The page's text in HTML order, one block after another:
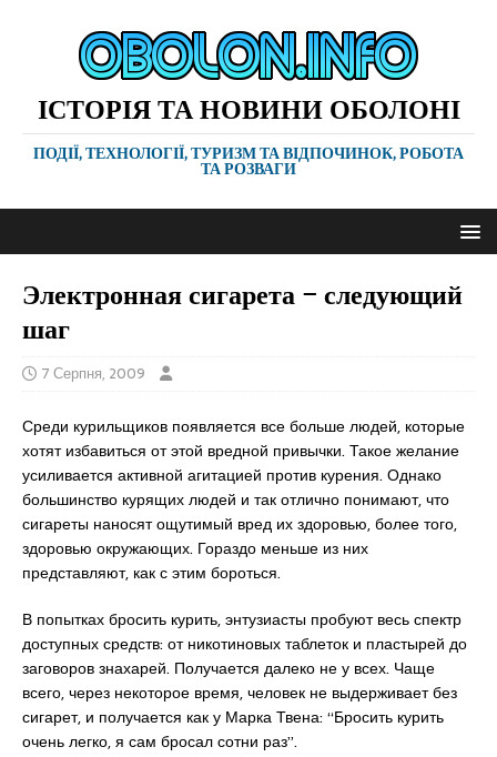
ІСТОРІЯ ТА НОВИНИ ОБОЛОНІ
ПОДІЇ, ТЕХНОЛОГІЇ, ТУРИЗМ ТА ВІДПОЧИНОК, РОБОТА
ТА РОЗВАГИ
Электронная сигарета – следующий
шаг
7 Серпня, 2009
Среди курильщиков появляется все больше людей, которые
хотят избавиться от этой вредной привычки. Такое желание
усиливается активной агитацией против курения. Однако
большинство курящих людей и так отлично понимают, что
сигареты наносят ощутимый вред их здоровью, более того,
здоровью окружающих. Гораздо меньше из них
представляют, как с этим бороться.
В попытках бросить курить, энтузиасты пробуют весь спектр
доступных средств: от никотиновых таблеток и пластырей до
заговоров знахарей. Получается далеко не у всех. Чаще
всего, через некоторое время, человек не выдерживает без
сигарет, и получается как у Марка Твена: “Бросить курить
очень легко, я сам бросал сотни раз”.